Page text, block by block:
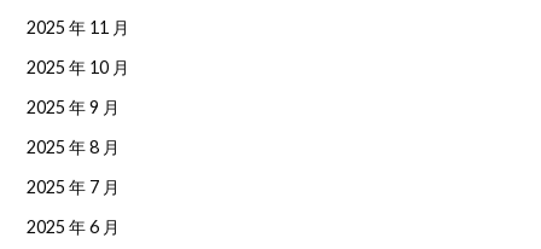
2025 年 11 月
2025 年 10 月
2025 年 9 月
2025 年 8 月
2025 年 7 月
2025 年 6 月